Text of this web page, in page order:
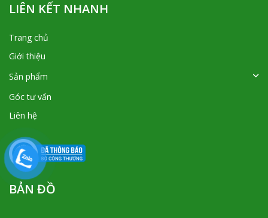
LIÊN KẾT NHANH
Trang chủ
Giới thiệu
Sản phẩm
Góc tư vấn
Liên hệ
BẢN ĐỒ